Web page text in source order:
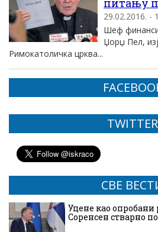
питању
29.02.2016. -
Шеф
Џорџ Пел,
Римокатоличка црква...
TWITTER
СВЕ
Уцене као опробани
Соренсен стварно